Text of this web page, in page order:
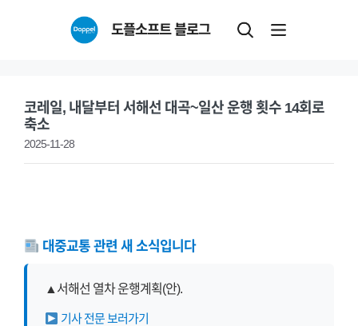
도플소프트 블로그
코레일, 내달부터 서해선 대곡~일산 운행 횟수 14회로
축소
2025-11-28
대중교통 관련 새 소식입니다
▲서해선 열차 운행계획(안).
기사 전문 보러가기